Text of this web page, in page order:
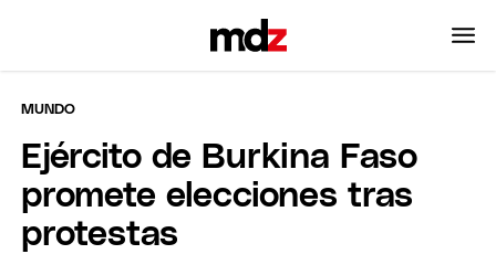
MUNDO
Ejército de Burkina Faso
promete elecciones tras
protestas